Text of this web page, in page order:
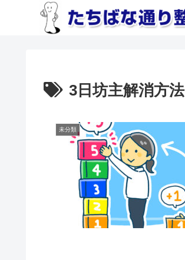
3日坊主解消方法
未分類